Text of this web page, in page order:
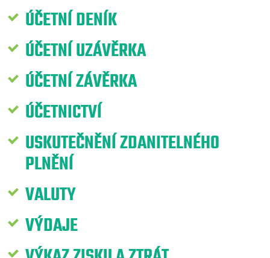
ÚČETNÍ DENÍK
ÚČETNÍ UZÁVĚRKA
ÚČETNÍ ZÁVĚRKA
ÚČETNICTVÍ
USKUTEČNĚNÍ ZDANITELNÉHO
PLNĚNÍ
VALUTY
VÝDAJE